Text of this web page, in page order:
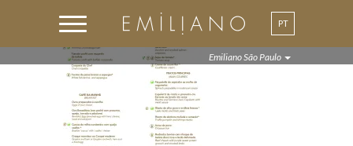
PT
EN
Emiliano São Paulo